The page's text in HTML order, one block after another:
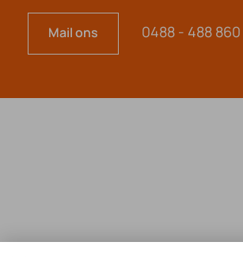
Mail ons 0488 - 488 860